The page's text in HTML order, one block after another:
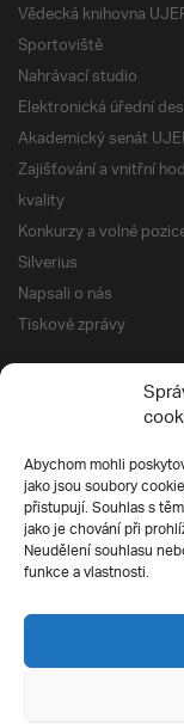
Abychom mohli
jako jsou soubory
přistupují. Souhlas s
jako je chování při
Neudělení souhlasu
funkce a vlastnosti.
Vědecká knihovna
Sportoviště
Nahrávací studio
Elektronická úřední
Akademický senát
Zajišťování a vnitřní
kvality
Konkurzy a volné
Silverius
Napsali o nás
Tiskové zprávy
Silverius
Ochrana soukromí